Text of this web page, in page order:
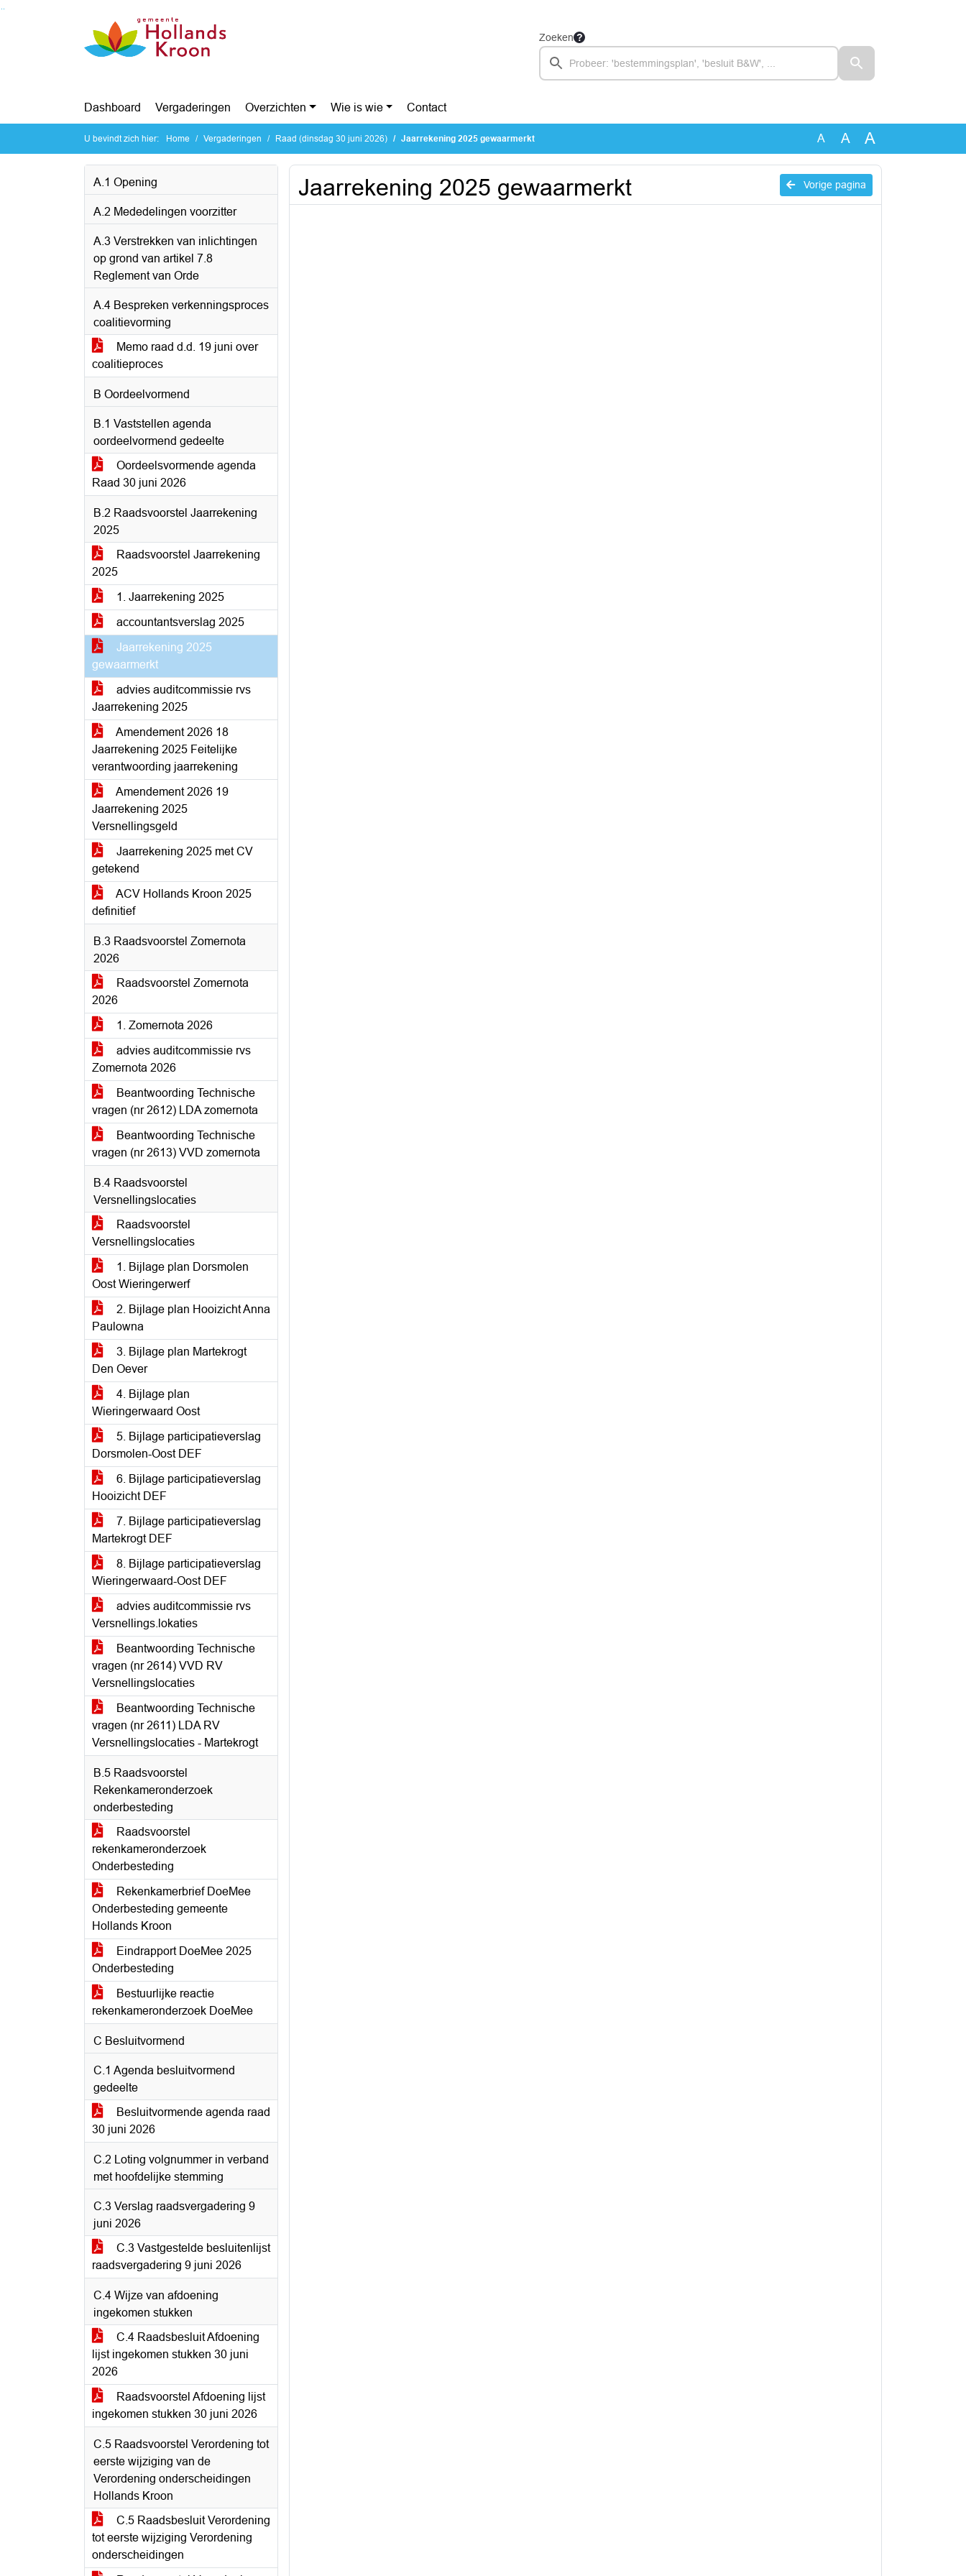
Ga naar de inhoud van deze pagina
Zoeken
Dashboard Vergaderingen Overzichten Wie is wie Contact
U bevindt zich hier: Home Vergaderingen Raad (dinsdag 30 juni 2026) Jaarrekening 2025 gewaarmerkt A A A
A.1 Opening
A.2 Mededelingen voorzitter
A.3 Verstrekken van inlichtingen
op grond van artikel 7.8
Reglement van Orde
A.4 Bespreken verkenningsproces
coalitievorming
Memo raad d.d. 19 juni over
coalitieproces
B Oordeelvormend
B.1 Vaststellen agenda
oordeelvormend gedeelte
Oordeelsvormende agenda
Raad 30 juni 2026
B.2 Raadsvoorstel Jaarrekening
2025
Raadsvoorstel Jaarrekening
2025
1. Jaarrekening 2025
accountantsverslag 2025
Jaarrekening 2025
gewaarmerkt
advies auditcommissie rvs
Jaarrekening 2025
Amendement 2026 18
Jaarrekening 2025 Feitelijke
verantwoording jaarrekening
Amendement 2026 19
Jaarrekening 2025
Versnellingsgeld
Jaarrekening 2025 met CV
getekend
ACV Hollands Kroon 2025
definitief
B.3 Raadsvoorstel Zomernota
2026
Raadsvoorstel Zomernota
2026
1. Zomernota 2026
advies auditcommissie rvs
Zomernota 2026
Beantwoording Technische
vragen (nr 2612) LDA zomernota
Beantwoording Technische
vragen (nr 2613) VVD zomernota
B.4 Raadsvoorstel
Versnellingslocaties
Raadsvoorstel
Versnellingslocaties
1. Bijlage plan Dorsmolen
Oost Wieringerwerf
2. Bijlage plan Hooizicht Anna
Paulowna
3. Bijlage plan Martekrogt
Den Oever
4. Bijlage plan
Wieringerwaard Oost
5. Bijlage participatieverslag
Dorsmolen-Oost DEF
6. Bijlage participatieverslag
Hooizicht DEF
7. Bijlage participatieverslag
Martekrogt DEF
8. Bijlage participatieverslag
Wieringerwaard-Oost DEF
advies auditcommissie rvs
Versnellings.lokaties
Beantwoording Technische
vragen (nr 2614) VVD RV
Versnellingslocaties
Beantwoording Technische
vragen (nr 2611) LDA RV
Versnellingslocaties - Martekrogt
B.5 Raadsvoorstel
Rekenkameronderzoek
onderbesteding
Raadsvoorstel
rekenkameronderzoek
Onderbesteding
Rekenkamerbrief DoeMee
Onderbesteding gemeente
Hollands Kroon
Eindrapport DoeMee 2025
Onderbesteding
Bestuurlijke reactie
rekenkameronderzoek DoeMee
C Besluitvormend
C.1 Agenda besluitvormend
gedeelte
Besluitvormende agenda raad
30 juni 2026
C.2 Loting volgnummer in verband
met hoofdelijke stemming
C.3 Verslag raadsvergadering 9
juni 2026
C.3 Vastgestelde besluitenlijst
raadsvergadering 9 juni 2026
C.4 Wijze van afdoening
ingekomen stukken
C.4 Raadsbesluit Afdoening
lijst ingekomen stukken 30 juni
2026
Raadsvoorstel Afdoening lijst
ingekomen stukken 30 juni 2026
C.5 Raadsvoorstel Verordening tot
eerste wijziging van de
Verordening onderscheidingen
Hollands Kroon
C.5 Raadsbesluit Verordening
tot eerste wijziging Verordening
onderscheidingen
Vorige pagina
Jaarrekening 2025 gewaarmerkt